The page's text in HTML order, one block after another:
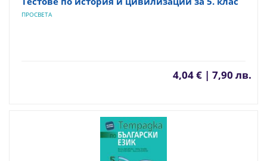
ПРОСВЕТА
4,04 € | 7,90 лв.